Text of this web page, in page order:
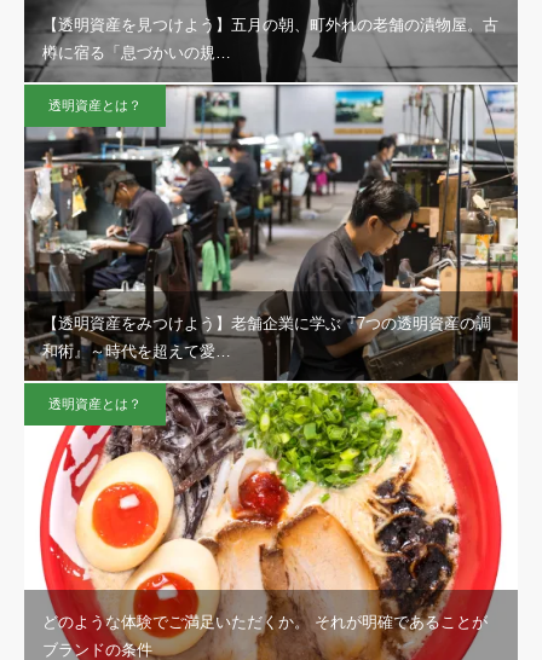
【透明資産を見つけよう】五月の朝、町外れの老舗の漬物屋。古
樽に宿る「息づかいの規…
透明資産とは？
【透明資産をみつけよう】老舗企業に学ぶ『7つの透明資産の調
和術』～時代を超えて愛…
透明資産とは？
どのような体験でご満足いただくか。 それが明確であることが
ブランドの条件